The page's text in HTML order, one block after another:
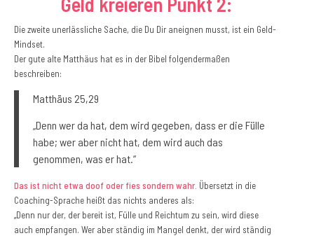
Die zweite unerlässliche Sache, die Du Dir aneignen musst, ist ein Geld-
Mindset.
Der gute alte Matthäus hat es in der Bibel folgendermaßen
beschreiben:
Matthäus 25,29
„Denn wer da hat, dem wird gegeben, dass er die Fülle
habe; wer aber nicht hat, dem wird auch das
genommen, was er hat.“
Das ist nicht etwa doof oder fies sondern wahr. Übersetzt in die
Coaching-Sprache heißt das nichts anderes als:
„Denn nur der, der bereit ist, Fülle und Reichtum zu sein, wird diese
auch empfangen. Wer aber ständig im Mangel denkt, der wird ständig